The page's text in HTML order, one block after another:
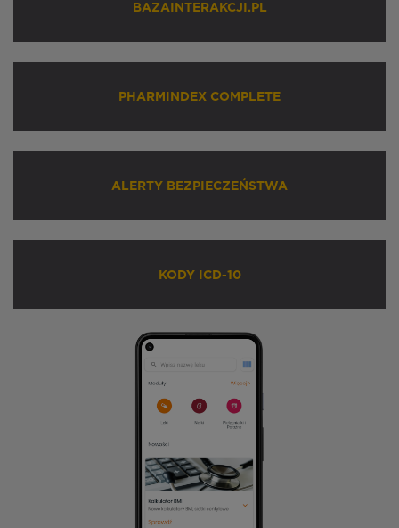
BAZAINTERAKCJI.PL
PHARMINDEX COMPLETE
ALERTY BEZPIECZEŃSTWA
KODY ICD-10